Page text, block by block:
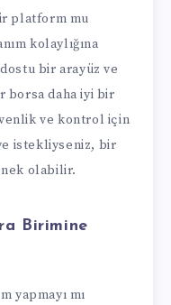
platform mu
kolaylığına
bir arayüz ve
borsa daha iyi bir
ve kontrol için
istekliyseniz, bir
olabilir.
Birimine
yapmayı mı